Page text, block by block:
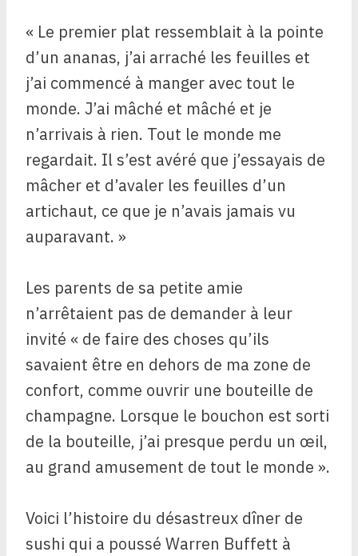
« Le premier plat ressemblait à la pointe
d’un ananas, j’ai arraché les feuilles et
j’ai commencé à manger avec tout le
monde. J’ai mâché et mâché et je
n’arrivais à rien. Tout le monde me
regardait. Il s’est avéré que j’essayais de
mâcher et d’avaler les feuilles d’un
artichaut, ce que je n’avais jamais vu
auparavant. »
Les parents de sa petite amie
n’arrêtaient pas de demander à leur
invité « de faire des choses qu’ils
savaient être en dehors de ma zone de
confort, comme ouvrir une bouteille de
champagne. Lorsque le bouchon est sorti
de la bouteille, j’ai presque perdu un œil,
au grand amusement de tout le monde ».
Voici l’histoire du désastreux dîner de
sushi qui a poussé Warren Buffett à